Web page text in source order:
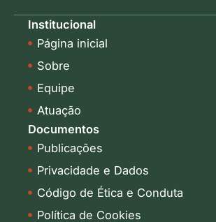
k
t
Institucional
Página inicial
Sobre
Equipe
Atuação
Documentos
Publicações
Privacidade e Dados
Código de Ética e Conduta
Política de Cookies